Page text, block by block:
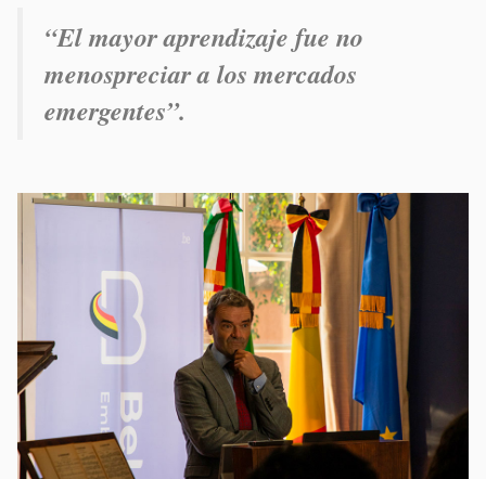
“El mayor aprendizaje fue no
menospreciar a los mercados
emergentes”.